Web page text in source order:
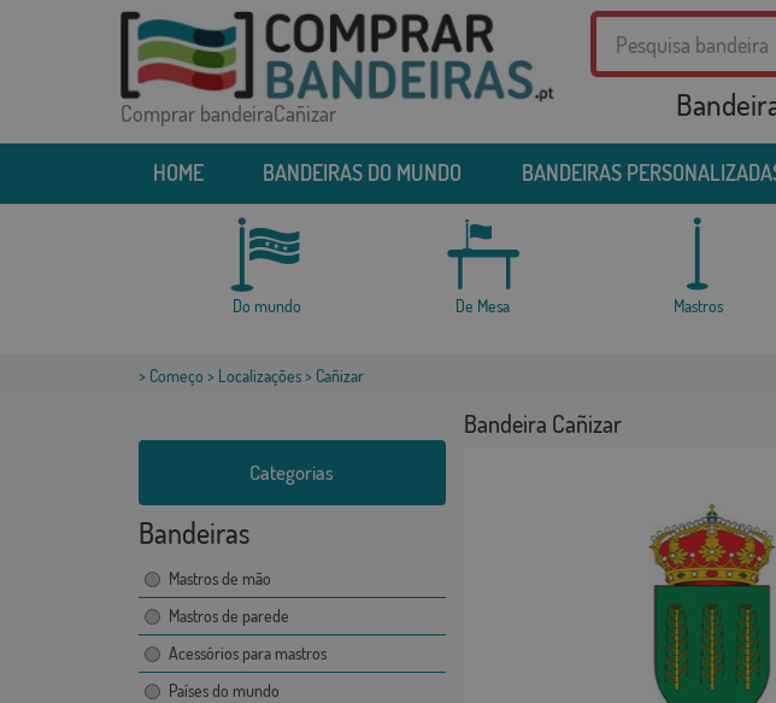
Comprar bandeiraCañizar
HOME BANDEIRAS DO MUNDO BANDEIRAS
Do mundo De Mesa Mastros
> Começo > Localizações> Cañizar
Categorias
Bandeiras
Mastros de mão
Mastros de parede
Acessórios para mastros
Países do mundo
Bandeira Cañizar